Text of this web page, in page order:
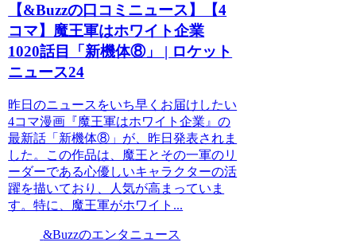
【&Buzzの口コミニュース】【4
コマ】魔王軍はホワイト企業
1020話目「新機体⑧」 | ロケット
ニュース24
昨日のニュースをいち早くお届けしたい
4コマ漫画『魔王軍はホワイト企業』の
最新話「新機体⑧」が、昨日発表されま
した。この作品は、魔王とその一軍のリ
ーダーである心優しいキャラクターの活
躍を描いており、人気が高まっていま
す。特に、魔王軍がホワイト...
&Buzzのエンタニュース